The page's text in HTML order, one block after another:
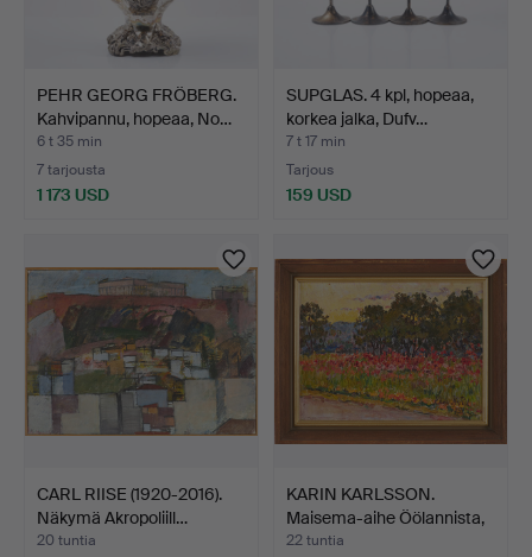
PEHR GEORG FRÖBERG.
Kahvipannu, hopeaa, No…
6 t 35 min
7 tarjousta
1 173 USD
SUPGLAS. 4 kpl, hopeaa,
korkea jalka, Dufv…
7 t 17 min
Tarjous
159 USD
CARL RIISE (1920-2016).
Näkymä Akropoliill…
20 tuntia
KARIN KARLSSON.
Maisema-aihe Öölannista,
ö…
22 tuntia